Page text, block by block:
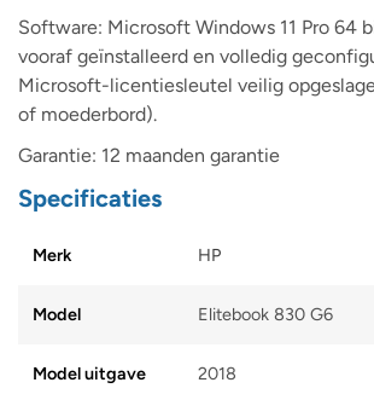
Software: Microsoft Windows 11 Pro 64
vooraf geïnstalleerd en volledig
Microsoft-licentiesleutel veilig
of moederbord).
Garantie: 12 maanden garantie
Specificaties
Merk HP
Model Elitebook 830 G6
Model uitgave 2018